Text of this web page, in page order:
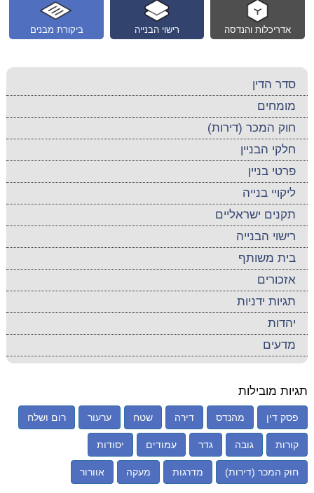
ביקורת מבנים רישוי הבנייה אדריכלות והנדסה
סדר הדין
מומחים
חוק המכר (דירות)
חלקי הבניין
פרטי בניין
ליקויי בנייה
תקנים ישראליים
רישוי הבנייה
בית משותף
אזכורים
תגיות ידניות
יהדות
מדעים
תגיות מובילות
פסק דין מהנדס דירה שטח ערעור רום ושלח
קורות גובה גדר עמודים יסודות
חוק המכר (דירות) מדרגות מעקה אוורור